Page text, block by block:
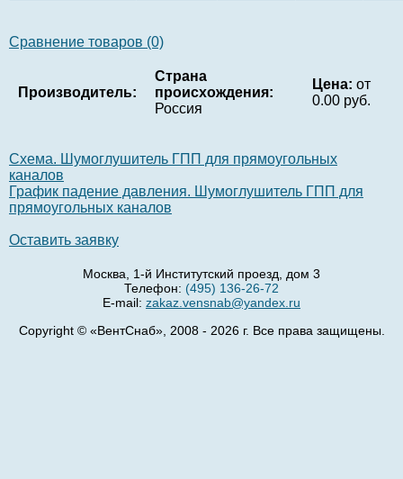
Сравнение товаров (0)
Производитель:
Страна
происхождения:
Россия
Цена: от
0.00 руб.
Схема. Шумоглушитель ГПП для прямоугольных
каналов
График падение давления. Шумоглушитель ГПП для
прямоугольных каналов
Оставить заявку
Москва, 1-й Институтский проезд, дом 3
Телефон: (495) 136-26-72
E-mail: zakaz.vensnab@yandex.ru
Copyright © «ВентСнаб», 2008 - 2026 г. Все права защищены.